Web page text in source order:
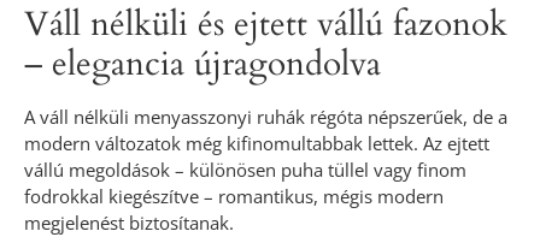
Váll nélküli és ejtett vállú fazonok
– elegancia újragondolva
A váll nélküli menyasszonyi ruhák régóta népszerűek, de a
modern változatok még kifinomultabbak lettek. Az ejtett
vállú megoldások – különösen puha tüllel vagy finom
fodrokkal kiegészítve – romantikus, mégis modern
megjelenést biztosítanak.